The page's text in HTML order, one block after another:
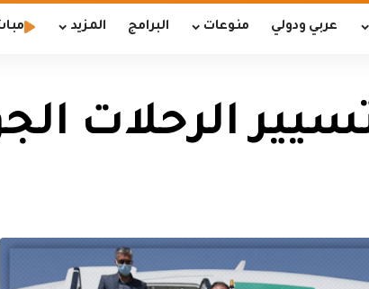
عربي ودولي منوعات البرامج المزيد
الرحلات